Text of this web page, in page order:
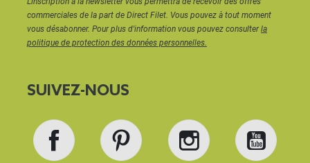
commerciales de la part de Direct Filet. Vous pouvez à tout moment
vous désabonner. Pour plus d'information vous pouvez consulterla
politique de protection des données personnelles.
SUIVEZ-NOUS